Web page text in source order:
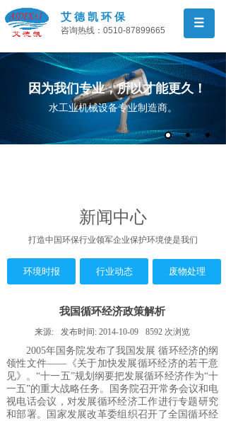
艾 德 凯 环 保
咨询热线：0510-87899665
因为我们专业，所以才能更久！
水工业机械设备专业制造商。
新闻中心
打造中国环保行业领军企业保护环境使是我们
环境时报 行业动态 废物处理
我国循环经济政策解析
来源: 发布时间: 2014-10-09 8592 次浏览
2005年国务院发布了我国发展 循环经济的纲
领性文件——《关于加快发展循环经济的若干意
见》。“十一五”规划纲要把发展循环经济作为“十
一五”的重大战略任务。国务院召开常务会议和电
视电话会议，对发展循环经济工作进行专题研究
和部署。国家发展改革委组织召开了全国循环经